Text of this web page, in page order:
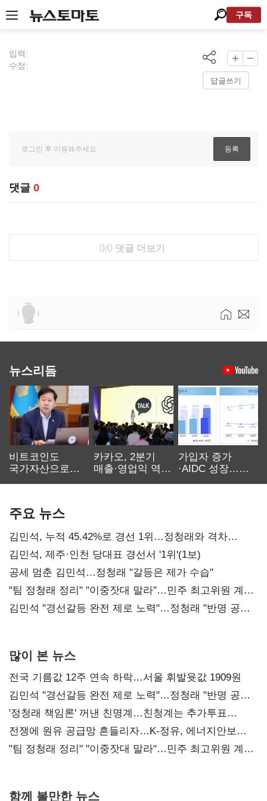
구독
입력:
수정:
답글쓰기
댓글 0
0/0 댓글 더보기
뉴스리듬
비트코인도
국가자산으로…'
카카오, 2분기
매출·영업익 역대
가입자 증가
·AIDC 성장…
주요 뉴스
김민석, 누적 45.42%로 경선 1위…정청래와 격차
0.86%p(2보)
김민석, 제주·인천 당대표 경선서 '1위'(1보)
공세 멈춘 김민석…정청래 "갈등은 제가 수습"
"팀 정청래 정리" "이중잣대 말라"…민주 최고위원 계파
다툼 격화
김민석 "경선갈등 완전 제로 노력"…정청래 "반명 공세
많이 본 뉴스
전국 기름값 12주 연속 하락…서울 휘발윳값 1909원
김민석 "경선갈등 완전 제로 노력"…정청래 "반명 공세
사과부터"
'정청래 책임론' 꺼낸 친명계…친청계는 추가투표
때리기
전쟁에 원유 공급망 흔들리자…K-정유, 에너지안보
핵심으로 재부상
"팀 정청래 정리" "이중잣대 말라"…민주 최고위원 계파
함께 볼만한 뉴스